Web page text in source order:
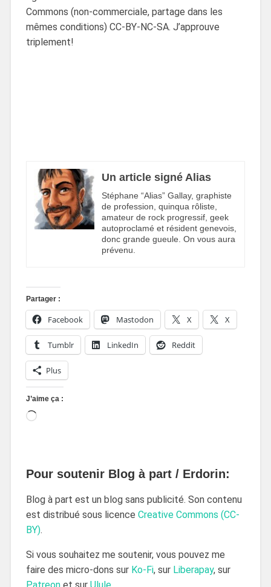
Commons (non-commerciale, partage dans les
mêmes conditions) CC-BY-NC-SA. J’approuve
triplement!
Un article signé Alias
Stéphane “Alias” Gallay, graphiste
de profession, quinqua rôliste,
amateur de rock progressif, geek
autoproclamé et résident genevois,
donc grande gueule. On vous aura
prévenu.
Partager :
Facebook Mastodon X X
Tumblr LinkedIn Reddit
Plus
J’aime ça :
Pour soutenir Blog à part / Erdorin:
Blog à part est un blog sans publicité. Son contenu
est distribué sous licence Creative Commons (CC-
BY).
Si vous souhaitez me soutenir, vous pouvez me
faire des micro-dons sur Ko-Fi, sur Liberapay, sur